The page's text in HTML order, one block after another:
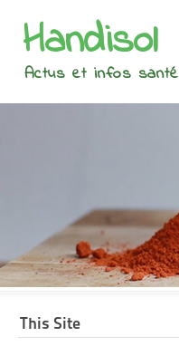
Handisol
Actus et infos santé
This Site